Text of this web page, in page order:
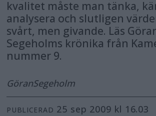
kvalitet måste man tänka,
analysera och slutligen
svårt, men givande. Läs
Segeholms krönika från
nummer 9.
GöranSegeholm
PUBLICERAD 25 sep 2009 kl 16.03